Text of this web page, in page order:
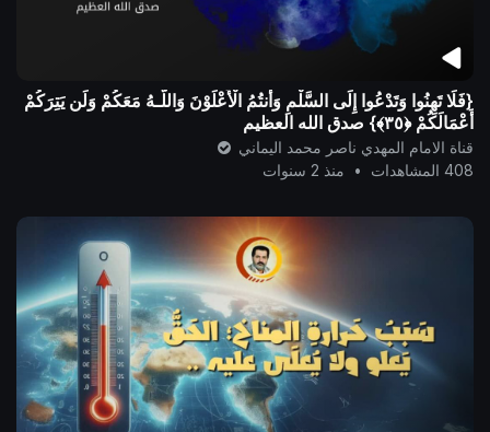
{فَلَا تَهِنُوا وَتَدْعُوا إِلَى السَّلْمِ وَأَنتُمُ الْأَعْلَوْنَ وَاللَّـهُ مَعَكُمْ وَلَن يَتِرَكُمْ
أَعْمَالَكُمْ ﴿٣٥﴾} صدق الله العظيم
قناة الامام المهدي ناصر محمد اليماني
408 المشاهدات
• منذ 2 سنوات